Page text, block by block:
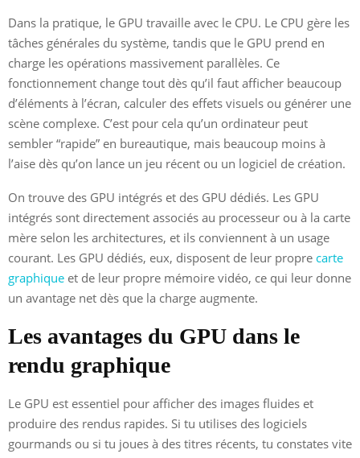
Dans la pratique, le GPU travaille avec le CPU. Le CPU gère les
tâches générales du système, tandis que le GPU prend en
charge les opérations massivement parallèles. Ce
fonctionnement change tout dès qu’il faut afficher beaucoup
d’éléments à l’écran, calculer des effets visuels ou générer une
scène complexe. C’est pour cela qu’un ordinateur peut
sembler “rapide” en bureautique, mais beaucoup moins à
l’aise dès qu’on lance un jeu récent ou un logiciel de création.
On trouve des GPU intégrés et des GPU dédiés. Les GPU
intégrés sont directement associés au processeur ou à la carte
mère selon les architectures, et ils conviennent à un usage
courant. Les GPU dédiés, eux, disposent de leur propre carte
graphique et de leur propre mémoire vidéo, ce qui leur donne
un avantage net dès que la charge augmente.
Les avantages du GPU dans le
rendu graphique
Le GPU est essentiel pour afficher des images fluides et
produire des rendus rapides. Si tu utilises des logiciels
gourmands ou si tu joues à des titres récents, tu constates vite